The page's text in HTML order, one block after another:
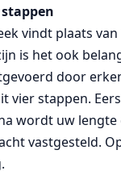
vindt plaats
is het ook
door
vier stappen.
wordt uw
vastgesteld.